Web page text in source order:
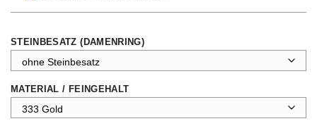
STEINBESATZ (DAMENRING)
MATERIAL / FEINGEHALT